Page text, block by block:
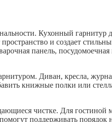
Кухонный гарнитур
и создает
панель,
Диван, кресла,
книжные полки или
чистке. Для гостиной
поддерживать порядок